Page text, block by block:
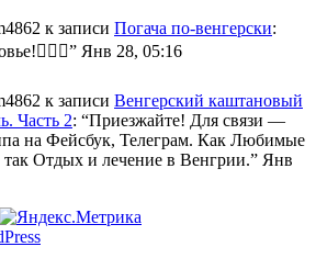
к записи Погача по-венгерски:
” Янв 28, 05:16
к записи Венгерский каштановый
Часть 2: “Приезжайте! Для связи —
на Фейсбук, Телеграм. Как Любимые
так Отдых и лечение в Венгрии.” Янв